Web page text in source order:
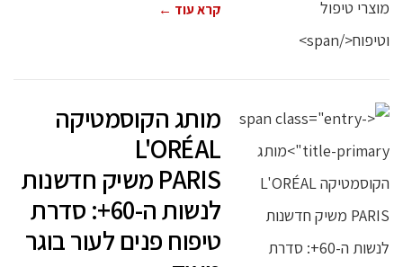
קרא עוד ←
מותג הקוסמטיקה
L'ORÉAL
PARIS משיק חדשנות
לנשות ה-60+: סדרת
טיפוח פנים לעור בוגר